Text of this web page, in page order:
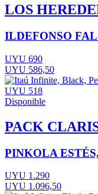
LOS
ILDEFONSO
UYU 690
UYU 586,50
UYU 518
Disponible
PACK
PINKOLA
UYU 1.290
UYU 1.096,50